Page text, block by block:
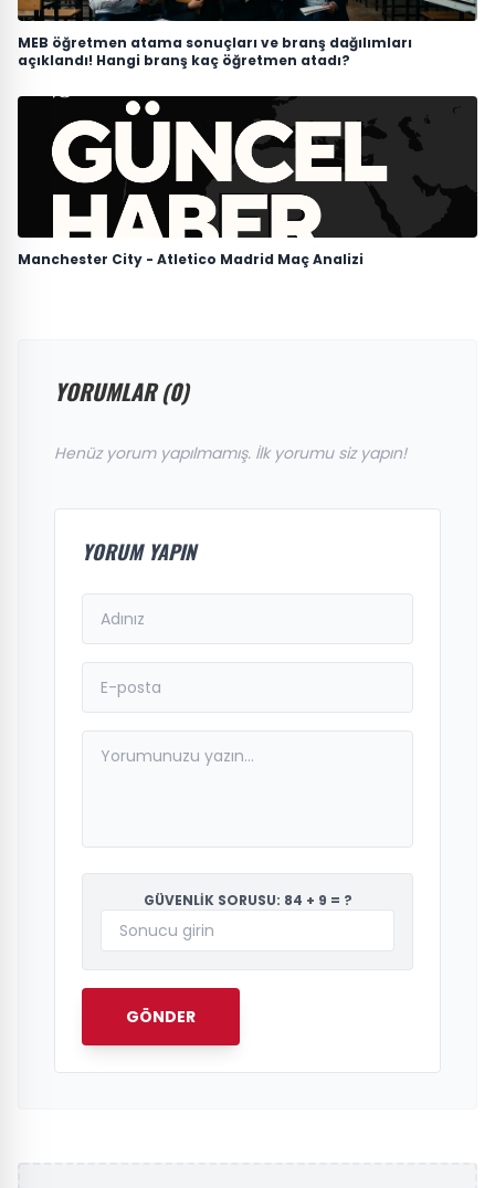
MEB öğretmen atama sonuçları ve branş dağılımları
açıklandı! Hangi branş kaç öğretmen atadı?
Manchester City - Atletico Madrid Maç Analizi
YORUMLAR (0)
Henüz yorum yapılmamış. İlk yorumu siz yapın!
YORUM YAPIN
GÜVENLİK SORUSU: 84 + 9 = ?
GÖNDER